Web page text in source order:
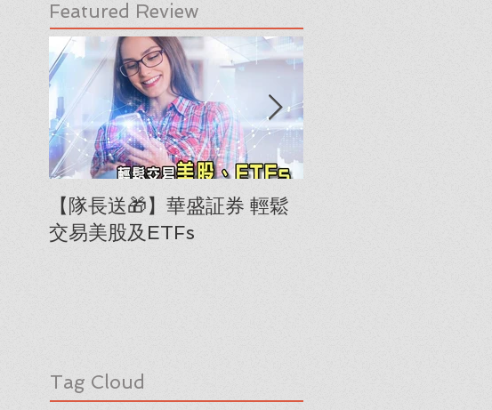
Featured Review
【隊長送🎁】華盛証券 輕鬆
交易美股及ETFs
Tag Cloud